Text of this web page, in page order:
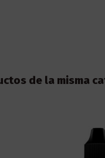
de la misma